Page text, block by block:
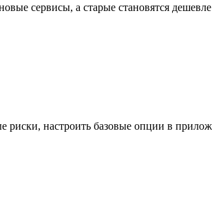
сервисы, а старые становятся
риски, настроить базовые опции в